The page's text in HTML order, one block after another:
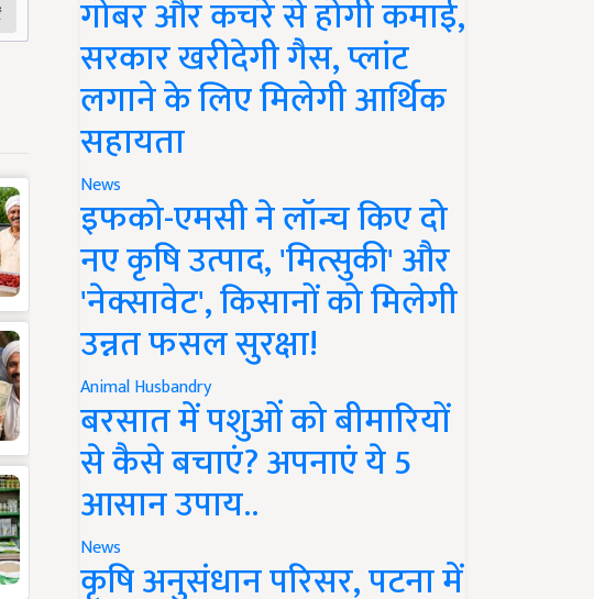
गोबर और कचरे से होगी कमाई,
सरकार खरीदेगी गैस, प्लांट
लगाने के लिए मिलेगी आर्थिक
सहायता
News
इफको-एमसी ने लॉन्च किए दो
नए कृषि उत्पाद, 'मित्सुकी' और
'नेक्सावेट', किसानों को मिलेगी
उन्नत फसल सुरक्षा!
Animal Husbandry
बरसात में पशुओं को बीमारियों
से कैसे बचाएं? अपनाएं ये 5
आसान उपाय..
News
कृषि अनुसंधान परिसर, पटना में